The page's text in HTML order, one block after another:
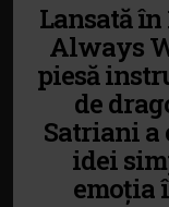
Lansată
Always
piesă
de
Satriani
idei
emoția